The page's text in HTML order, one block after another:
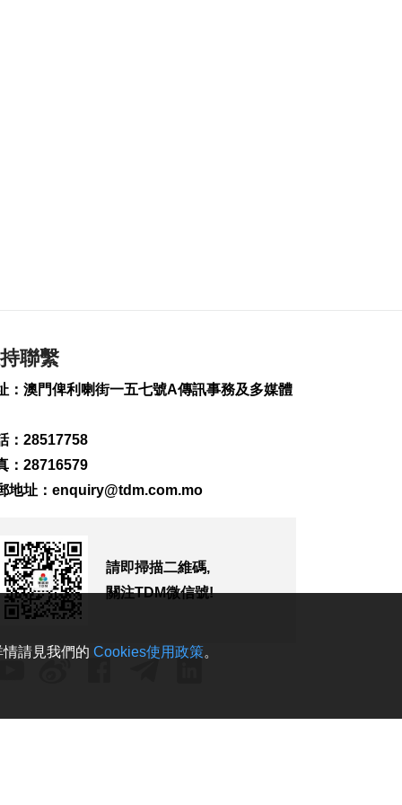
治療
明恢復運作
松山隧道口附近爆水
管傍晚基本完成止漏
2026-08-07 18:45
橙色高溫提示生效 避
133
0
聯繫
：澳門俾利喇街一五七號A傳訊事務及多媒體
：28517758
：28716579
地址： enquiry@tdm.com.mo
請即掃描二維碼,
關注TDM微信號!
請見我們的 Cookies使用政策。